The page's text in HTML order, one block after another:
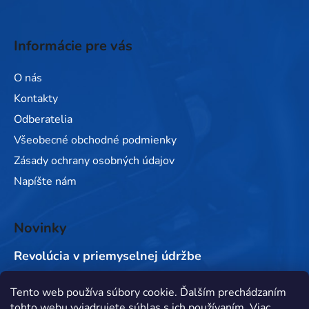
Tento web používa súbory cookie. Ďalším prechádzaním
Informácie pre vás
O nás
Kontakty
Odberatelia
Všeobecné obchodné podmienky
Zásady ochrany osobných údajov
Napíšte nám
Novinky
Revolúcia v priemyselnej údržbe